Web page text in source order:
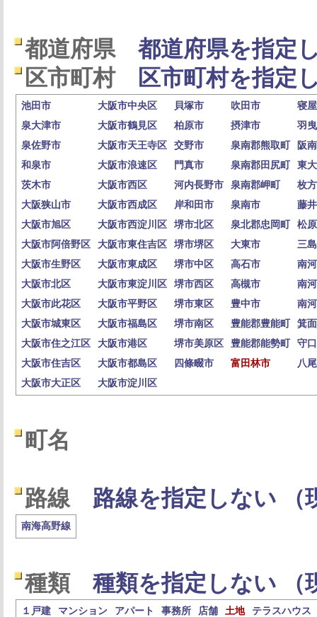
都道府県
都道府県を指定
区市町村
区市町村を指定
池田市 大阪市中央区 貝塚市 吹田市
寝
泉大津市
大阪市鶴見区 柏原市 摂津市
羽
泉佐野市
大阪市天王寺区 交野市 泉南郡熊取町
阪
和泉市
大阪市浪速区 門真市 泉南郡田尻町
東
茨木市
大阪市西区 河内長野市 泉南郡岬町
枚
大阪狭山市
大阪市西成区 岸和田市 泉南市
藤
大阪市旭区
大阪市西淀川区 堺市北区 泉北郡忠岡町
松
大阪市阿倍野区
大阪市東住吉区 堺市堺区 大東市
三
大阪市生野区
大阪市東成区 堺市中区 高石市
南
大阪市北区
大阪市東淀川区 堺市西区 高槻市
南
大阪市此花区
大阪市平野区 堺市東区 豊中市
南
大阪市城東区
大阪市福島区 堺市南区 豊能郡豊能町
箕
大阪市住之江区
大阪市港区 堺市美原区 豊能郡能勢町
守
大阪市住吉区
大阪市都島区 四條畷市 富田林市
八
大阪市大正区
大阪市淀川区
町名
路線 路線を指定しない （
南海高野線
種類 種類を指定しない （
１戸建 マンション アパート 事務所 店舗 土地 テラスハウス